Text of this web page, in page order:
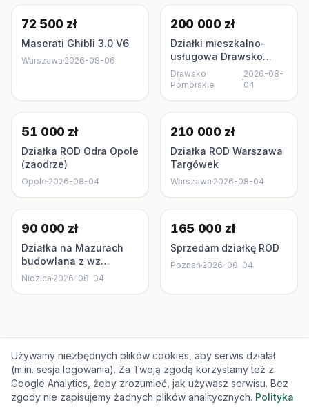
72 500 zł
Maserati Ghibli 3.0 V6
Warszawa 2026-08-06
200 000 zł
Działki mieszkalno-
usługowa Drawsko
Pomorskie
Drawsko
Pomorskie
2026-08-
04
51 000 zł
Działka ROD Odra Opole
(zaodrze)
Opole 2026-08-04
210 000 zł
Działka ROD Warszawa
Targówek
Warszawa 2026-08-04
90 000 zł
Działka na Mazurach
budowlana z wz
Mazury
Nidzica 2026-08-04
165 000 zł
Sprzedam działkę ROD
Poznań 2026-08-04
RegulaminPolityka prywatnościUstawienia cookies
© 2026 dodajtu.pl – Wszystkie prawa zastrzeżone.
Używamy niezbędnych plików cookies, aby serwis działał
(m.in. sesja logowania). Za Twoją zgodą korzystamy też z
Google Analytics, żeby zrozumieć, jak używasz serwisu. Bez
zgody nie zapisujemy żadnych plików analitycznych. Polityka